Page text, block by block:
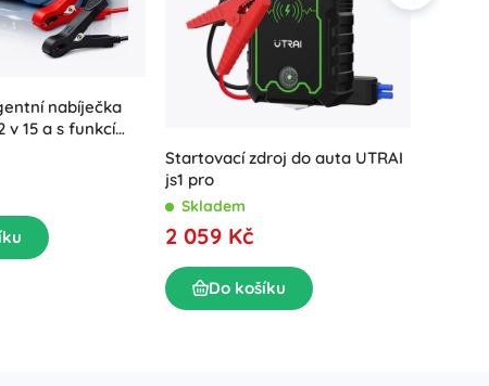
nabíječka
v 15 a s funkcí
GEL/LiFePO4
Startovací zdroj do auta UTRAI
js1 pro
Skladem
2 059 Kč
Do košíku